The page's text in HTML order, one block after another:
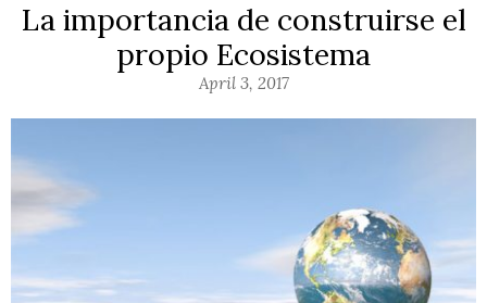
La importancia de construirse el
propio Ecosistema
April 3, 2017